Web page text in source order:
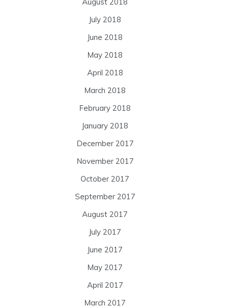
July 2018
June 2018
May 2018
April 2018
March 2018
February 2018
January 2018
December 2017
November 2017
October 2017
September 2017
August 2017
July 2017
June 2017
May 2017
April 2017
March 2017